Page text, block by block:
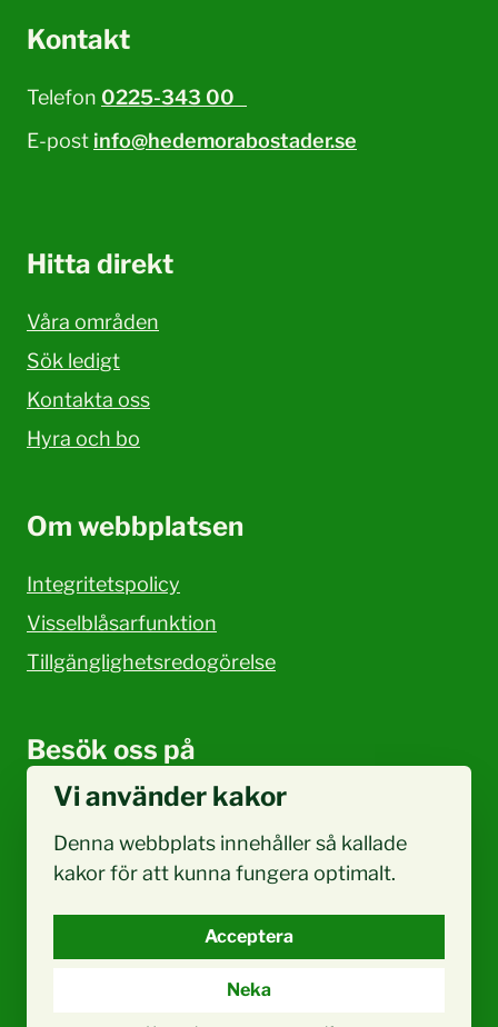
Kontakt
Telefon 0225-343 00
E-post info@hedemorabostader.se
Hitta direkt
Våra områden
Sök ledigt
Kontakta oss
Hyra och bo
Om webbplatsen
Integritetspolicy
Visselblåsarfunktion
Tillgänglighetsredogörelse
Besök oss på
Facebook
Vi använder kakor
Denna webbplats innehåller så kallade
kakor för att kunna fungera optimalt.
Acceptera
Neka